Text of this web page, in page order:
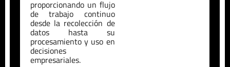
proporcionando un flujo
de trabajo continuo
desde la recolección de
datos hasta su
procesamiento y uso en
decisiones
empresariales.